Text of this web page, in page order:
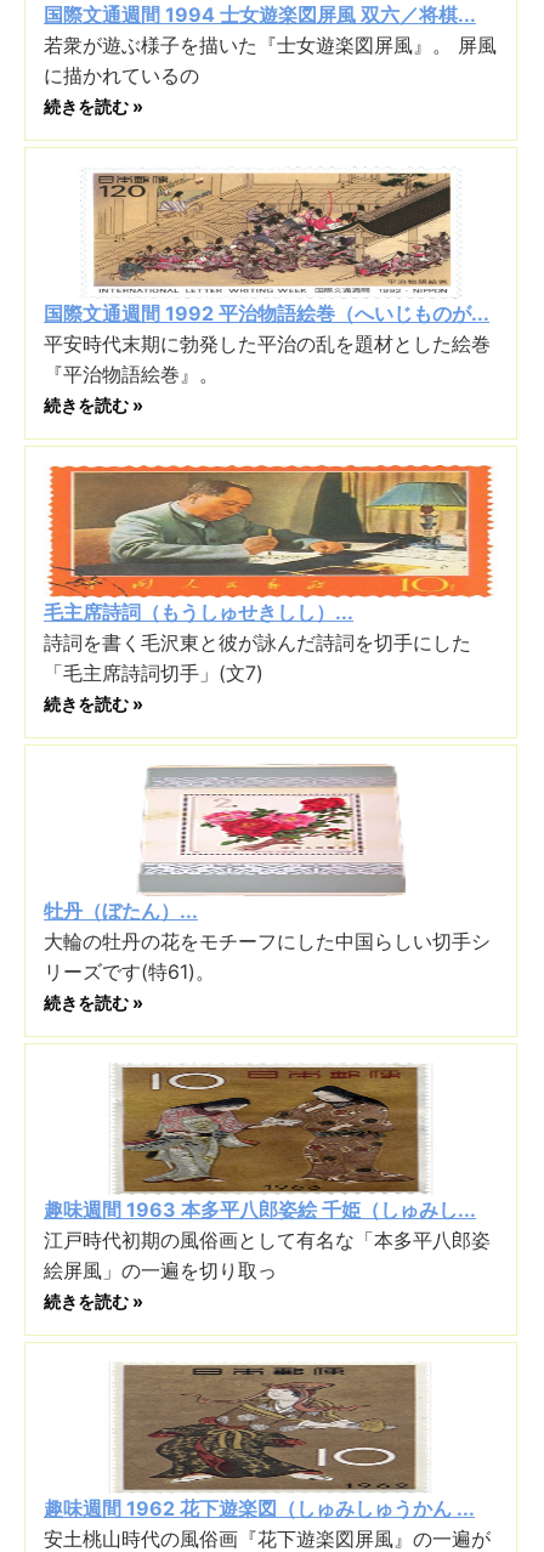
国際文通週間 1994 士女遊楽図屏風 双六／将棋...
若衆が遊ぶ様子を描いた『士女遊楽図屏風』。 屏風
に描かれているの
続きを読む »
国際文通週間 1992 平治物語絵巻（へいじものが...
平安時代末期に勃発した平治の乱を題材とした絵巻
『平治物語絵巻』。
続きを読む »
毛主席詩詞（もうしゅせきしし）...
詩詞を書く毛沢東と彼が詠んだ詩詞を切手にした
「毛主席詩詞切手」(文7)
続きを読む »
牡丹（ぼたん）...
大輪の牡丹の花をモチーフにした中国らしい切手シ
リーズです(特61)。
続きを読む »
趣味週間 1963 本多平八郎姿絵 千姫（しゅみし...
江戸時代初期の風俗画として有名な「本多平八郎姿
絵屏風」の一遍を切り取っ
続きを読む »
趣味週間 1962 花下遊楽図（しゅみしゅうかん ...
安土桃山時代の風俗画『花下遊楽図屏風』の一遍が